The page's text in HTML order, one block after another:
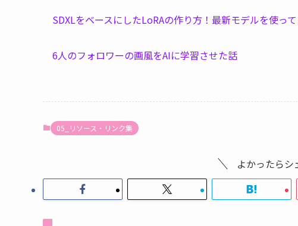
SDXLをベースにしたLoRAの作り方！最新モデルを使っ
6人のフォロワーの画風をAIに学習させた話
05_リソース・リンク集
よかったらシ